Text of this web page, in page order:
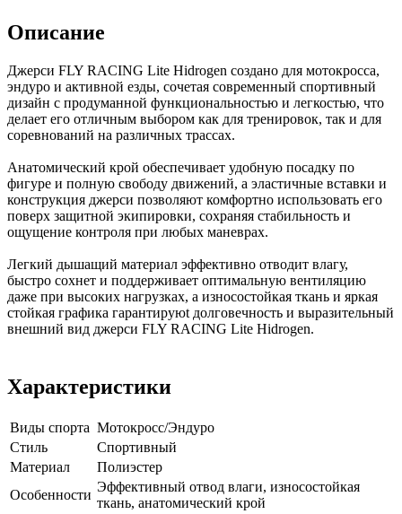
Описание
Джерси FLY RACING Lite Hidrogen создано для мотокросса,
эндуро и активной езды, сочетая современный спортивный
дизайн с продуманной функциональностью и легкостью, что
делает его отличным выбором как для тренировок, так и для
соревнований на различных трассах.
Анатомический крой обеспечивает удобную посадку по
фигуре и полную свободу движений, а эластичные вставки и
конструкция джерси позволяют комфортно использовать его
поверх защитной экипировки, сохраняя стабильность и
ощущение контроля при любых маневрах.
Легкий дышащий материал эффективно отводит влагу,
быстро сохнет и поддерживает оптимальную вентиляцию
даже при высоких нагрузках, а износостойкая ткань и яркая
стойкая графика гарантируюt долговечность и выразительный
внешний вид джерси FLY RACING Lite Hidrogen.
Характеристики
Виды спорта Мотокросс/Эндуро
Стиль
Спортивный
Материал
Полиэстер
Особенности
Эффективный отвод влаги, износостойкая
ткань, анатомический крой